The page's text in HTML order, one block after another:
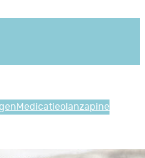
Medicatieolanzapine